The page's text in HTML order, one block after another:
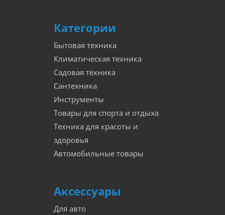
Категории
Бытовая техника
Климатическая техника
Садовая техника
Сантехника
Инструменты
Товары для спорта и отдыха
Техника для красоты и
здоровья
Автомобильные товары
Аксессуары
Для авто